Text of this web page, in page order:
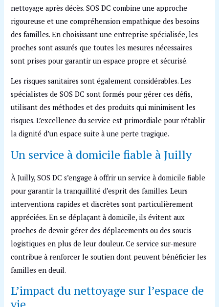
nettoyage après décès. SOS DC combine une approche
rigoureuse et une compréhension empathique des besoins
des familles. En choisissant une entreprise spécialisée, les
proches sont assurés que toutes les mesures nécessaires
sont prises pour garantir un espace propre et sécurisé.
Les risques sanitaires sont également considérables. Les
spécialistes de SOS DC sont formés pour gérer ces défis,
utilisant des méthodes et des produits qui minimisent les
risques. L’excellence du service est primordiale pour rétablir
la dignité d’un espace suite à une perte tragique.
Un service à domicile fiable à Juilly
À Juilly, SOS DC s’engage à offrir un service à domicile fiable
pour garantir la tranquillité d’esprit des familles. Leurs
interventions rapides et discrètes sont particulièrement
appréciées. En se déplaçant à domicile, ils évitent aux
proches de devoir gérer des déplacements ou des soucis
logistiques en plus de leur douleur. Ce service sur-mesure
contribue à renforcer le soutien dont peuvent bénéficier les
familles en deuil.
L’impact du nettoyage sur l’espace de